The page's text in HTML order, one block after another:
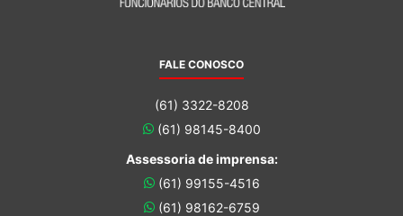
FALE CONOSCO
(61) 3322-8208
(61) 98145-8400
Assessoria de imprensa:
(61) 99155-4516
(61) 98162-6759